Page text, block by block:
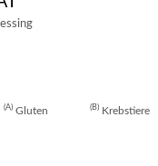
A Gluten B Krebstiere